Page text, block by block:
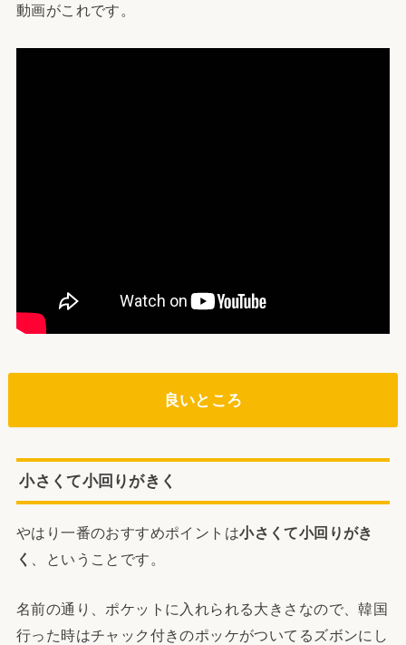
動画がこれです。
良いところ
小さくて小回りがきく
やはり一番のおすすめポイントは小さくて小回りがき
く
、ということです。
名前の通り、ポケットに入れられる大きさなので、韓国
行った時はチャック付きのポッケがついてるズボンにし